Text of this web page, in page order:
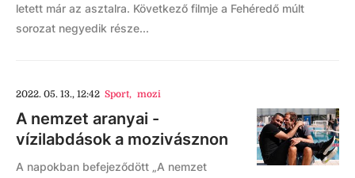
letett már az asztalra. Következő filmje a Fehéredő múlt
sorozat negyedik része...
2022. 05. 13., 12:42 Sport, mozi
A nemzet aranyai -
vízilabdások a mozivásznon
A napokban befejeződött „A nemzet